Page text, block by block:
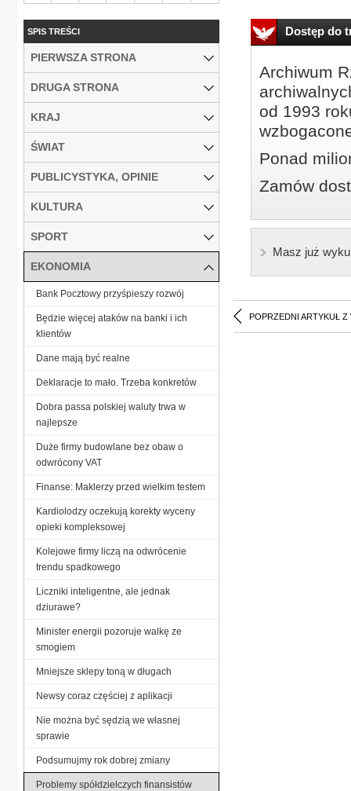
Dostęp do
Archiwum
od 1993
Ponad
Zamów
Masz już
POPRZEDNI ARTYKUŁ Z
SPIS TREŚCI
PIERWSZA STRONA
DRUGA STRONA
KRAJ
ŚWIAT
PUBLICYSTYKA, OPINIE
KULTURA
SPORT
EKONOMIA
Bank Pocztowy przyśpieszy rozwój
Będzie więcej ataków na banki i ich
klientów
Dane mają być realne
Deklaracje to mało. Trzeba konkretów
Dobra passa polskiej waluty trwa w
najlepsze
Duże firmy budowlane bez obaw o
odwrócony VAT
Finanse: Maklerzy przed wielkim testem
Kardiolodzy oczekują korekty wyceny
opieki kompleksowej
Kolejowe firmy liczą na odwrócenie
trendu spadkowego
Liczniki inteligentne, ale jednak
dziurawe?
Minister energii pozoruje walkę ze
smogiem
Mniejsze sklepy toną w długach
Newsy coraz częściej z aplikacji
Nie można być sędzią we własnej
sprawie
Podsumujmy rok dobrej zmiany
Problemy spółdzielczych finansistów